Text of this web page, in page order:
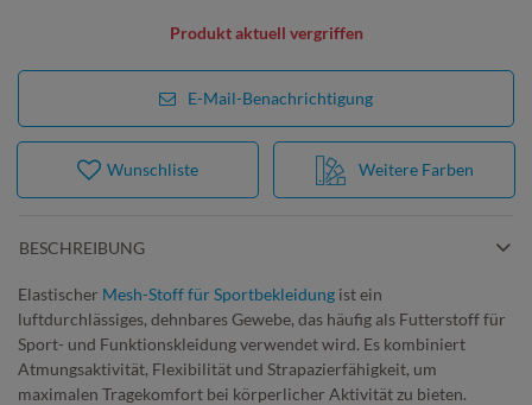
Produkt aktuell vergriffen
Weitere Farben
Wunschliste
E-Mail-Benachrichtigung
BESCHREIBUNG
Elastischer Mesh-Stoff für Sportbekleidung ist ein
luftdurchlässiges, dehnbares Gewebe, das häufig als Futterstoff für
Sport- und Funktionskleidung verwendet wird. Es kombiniert
Atmungsaktivität, Flexibilität und Strapazierfähigkeit, um
maximalen Tragekomfort bei körperlicher Aktivität zu bieten.